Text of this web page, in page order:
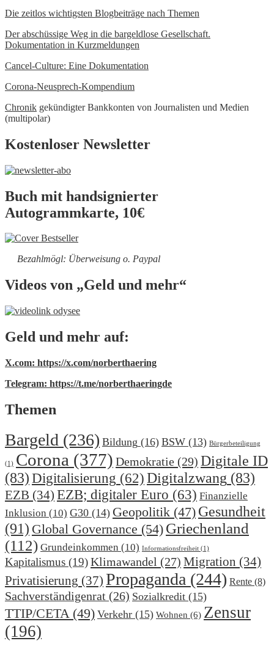
Die zeitlos wichtigsten Blogbeiträge nach Themen
Der abschüssige Weg in die bargeldlose Gesellschaft.
Dokumentation in Kurzmeldungen
Cancel-Culture: Eine Dokumentation
Corona-Neusprech-Kompendium
Chronik gekündigter Bankkonten von Journalisten und Medien
(multipolar)
Kostenloser Newsletter
Buch mit handsignierter
Autogrammkarte, 10€
Bezahlmögl: Überweisung o. Paypal
Videos von „Geld und mehr“
Geld und mehr auf:
X.com: https://x.com/norberthaering
Telegram: https://t.me/norberthaeringde
Themen
Bargeld (236) Bildung (16) BSW (13) Bürgerbeteiligung
(1) Corona (377) Demokratie (29) Digitale ID
(83) Digitalisierung (62) Digitalzwang (83)
EZB (34) EZB; digitaler Euro (63) Finanzielle
Inklusion (10) G30 (14) Geopolitik (47) Gesundheit
(91) Global Governance (54) Griechenland
(112) Grundeinkommen (10) Informationsfreiheit (1)
Kapitalismus (19)Klimawandel (27) Migration (34)
Privatisierung (37) Propaganda (244) Rente (8)
Sachverständigenrat (26) Sozialkredit (15)
TTIP/CETA (49) Verkehr (15) Wohnen (6) Zensur
(196)